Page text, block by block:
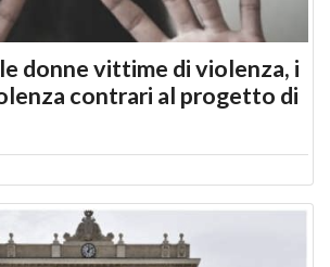
donne vittime di violenza, i
contrari al progetto di